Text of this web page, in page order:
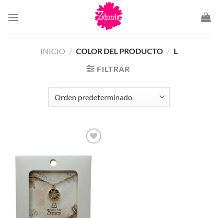
INICIO / COLOR DEL PRODUCTO / L
FILTRAR
a la
lista de